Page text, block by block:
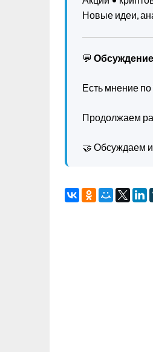
Новые идеи,
💬
Есть мнение по
Продолжаем
🤝 Обсуждаем